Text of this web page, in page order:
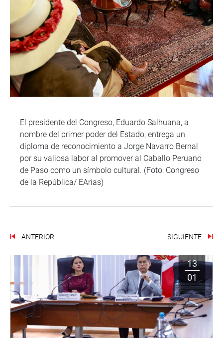
El presidente del Congreso, Eduardo Salhuana, a
nombre del primer poder del Estado, entrega un
diploma de reconocimiento a Jorge Navarro Bernal
por su valiosa labor al promover al Caballo Peruano
de Paso como un símbolo cultural. (Foto: Congreso
de la República/ EArias)
ANTERIOR SIGUIENTE
13
01